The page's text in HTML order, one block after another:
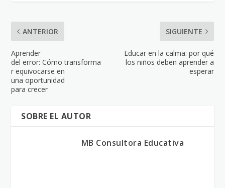
ANTERIOR
Aprender
del error: Cómo transforma
r equivocarse en
una oportunidad
para crecer
SIGUIENTE
Educar en la calma: por qué
los niños deben aprender a
esperar
SOBRE EL AUTOR
MB Consultora Educativa